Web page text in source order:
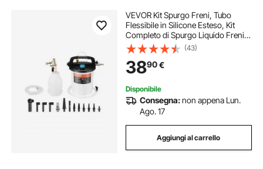
VEVOR Kit Spurgo Freni, Tubo
Flessibile in Silicone Esteso, Kit
Completo di Spurgo Liquido Freni,
Estrattore Liquido Freni 3 L con
Flacone di Riempimento Sifone 1 L
13 Connettori per Tubi Flessibili
(43)
3890€
Disponibile
Consegna:non appena Lun.
Ago. 17
Aggiungi al carrello